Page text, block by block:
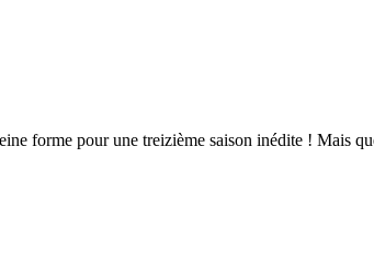
forme pour une treizième saison inédite ! Mais